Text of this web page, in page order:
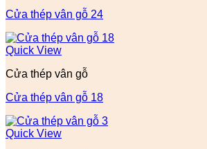
Cửa thép vân gỗ 24
Quick View
Cửa thép vân gỗ
Cửa thép vân gỗ 18
Quick View